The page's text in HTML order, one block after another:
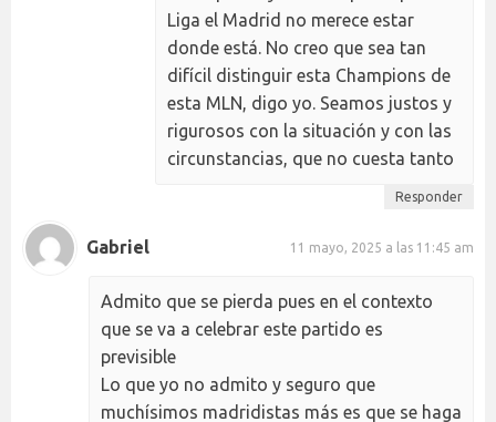
Liga el Madrid no merece estar
donde está. No creo que sea tan
difícil distinguir esta Champions de
esta MLN, digo yo. Seamos justos y
rigurosos con la situación y con las
circunstancias, que no cuesta tanto
Responder
Gabriel 11 mayo, 2025 a las 11:45 am
Admito que se pierda pues en el contexto
que se va a celebrar este partido es
previsible
Lo que yo no admito y seguro que
muchísimos madridistas más es que se haga